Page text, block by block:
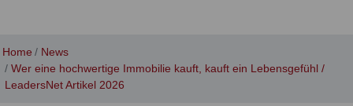
Home
News
Wer eine hochwertige Immobilie kauft, kauft ein Lebensgefühl /
LeadersNet Artikel 2026